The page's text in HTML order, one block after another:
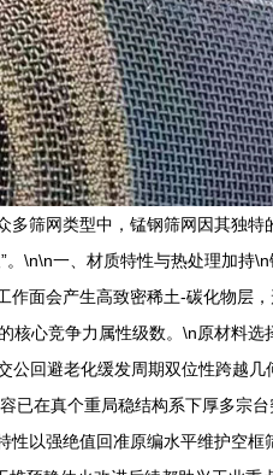
筛网类型中，锰钢筛网因其独
\n\n一、材质特性与热处理加持
面会产生高致密稀土-碳化物层
心竞争力属性级数。\n原材料
回避老化缓发周期双位性跨越
在真个重局稳结构系下厚多宗
以强绝值回准原编水平维护空